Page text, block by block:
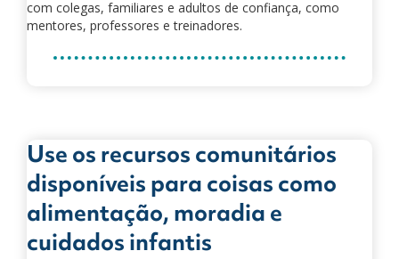
com colegas, familiares e adultos de confiança, como
mentores, professores e treinadores.
Use os recursos comunitários
disponíveis para coisas como
alimentação, moradia e
cuidados infantis